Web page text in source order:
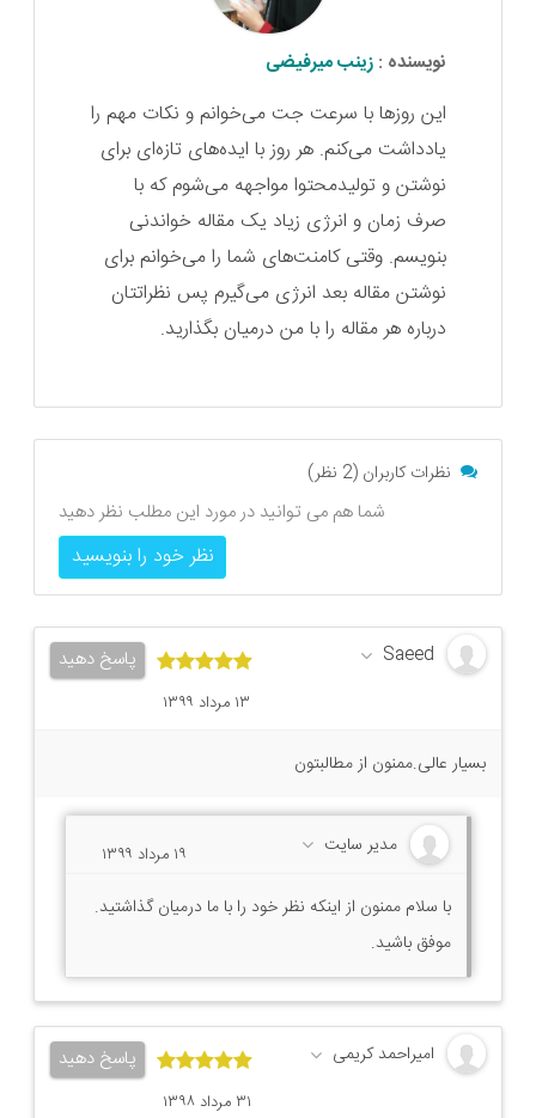
نویسنده :زینب میرفیضی
این روزها با سرعت جت می‌خوانم و نکات مهم را
یادداشت می‌کنم. هر روز با ایده‌های تازه‌ای برای
نوشتن و تولیدمحتوا مواجهه می‌شوم که با
صرف زمان و انرژی زیاد یک مقاله خواندنی
بنویسم. وقتی کامنت‌های شما را می‌خوانم برای
نوشتن مقاله بعد انرژی می‌گیرم پس نظراتتان
درباره هر مقاله را با من درمیان بگذارید.
نظرات کاربران (2 نظر)
شما هم می توانید در مورد این مطلب نظر دهید
نظر خود را بنویسید
پاسخ دهید
۱۳ مرداد ۱۳۹۹
بسیار عالی.ممنون از مطالبتون
مدیر سایت ۱۹ مرداد ۱۳۹۹
با سلام ممنون از اینکه نظر خود را با ما درمیان گذاشتید.
موفق باشید.
امیراحمد کریمی پاسخ دهید
۳۱ مرداد ۱۳۹۸